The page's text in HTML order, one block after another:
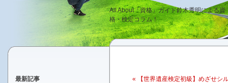
All About「資格」ガイド鈴木秀明による資
格・検定コラム！
« 【世界遺産検定初級】めざせシ
最新記事